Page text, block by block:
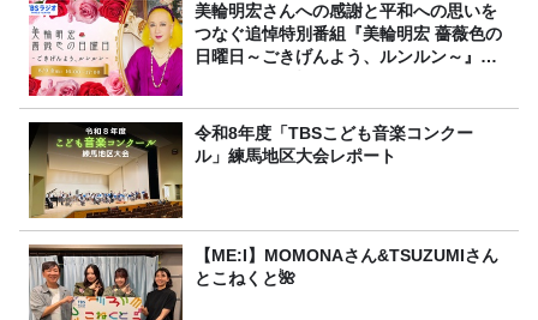
美輪明宏さんへの感謝と平和への思いを
つなぐ追悼特別番組『美輪明宏 薔薇色の
日曜日～ごきげんよう、ルンルン～』
令和8年度「TBSこども音楽コンクー
ル」練馬地区大会レポート
【ME:I】MOMONAさん&TSUZUMIさん
とこねくと🌺